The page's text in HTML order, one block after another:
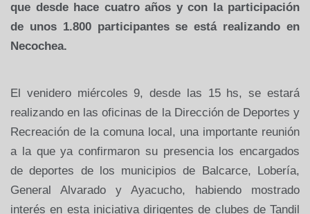
que desde hace cuatro años y con la participación
de unos 1.800 participantes se está realizando en
Necochea.
El venidero miércoles 9, desde las 15 hs, se estará
realizando en las oficinas de la Direcciónde Deportes y
Recreación de la comuna local, una importante reunión
a la que ya confirmaron su presencia los encargados
de deportes de los municipios de Balcarce, Lobería,
General Alvarado y Ayacucho, habiendo mostrado
interés en esta iniciativa dirigentes de clubes de Tandil